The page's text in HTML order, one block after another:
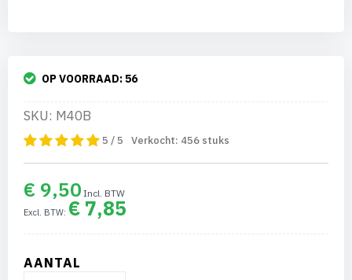
OP VOORRAAD:56
SKU: M40B
5 / 5 Verkocht: 456 stuks
€ 9,50
€ 7,85
AANTAL